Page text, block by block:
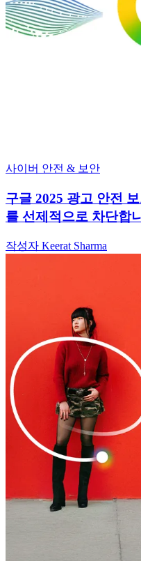
사이버 안전 & 보안
구글 2025 광고 안전
를 선제적으로 차단합
작성자 Keerat Sharma